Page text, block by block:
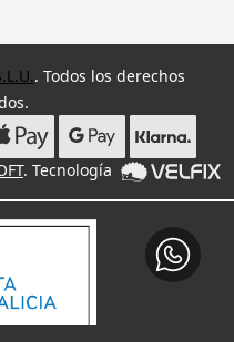
. Todos los derechos
. Tecnología